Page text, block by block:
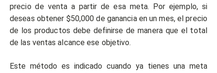
precio de venta a partir de esa meta. Por ejemplo, si
deseas obtener $50,000 de ganancia en un mes, el precio
de los productos debe definirse de manera que el total
de las ventas alcance ese objetivo.
Este método es indicado cuando ya tienes una meta